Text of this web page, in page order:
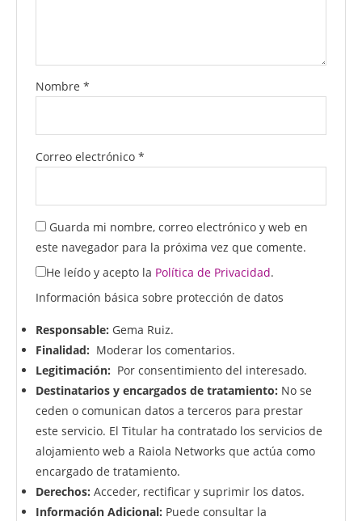
Nombre*
Correo electrónico*
Guarda mi nombre, correo electrónico y web en
este navegador para la próxima vez que comente.
He leído y acepto la Política de Privacidad.
Información básica sobre protección de datos
Responsable: Gema Ruiz.
Finalidad: Moderar los comentarios.
Legitimación: Por consentimiento del interesado.
Destinatarios y encargados de tratamiento: No se
ceden o comunican datos a terceros para prestar
este servicio. El Titular ha contratado los servicios de
alojamiento web a Raiola Networks que actúa como
encargado de tratamiento.
Derechos: Acceder, rectificar y suprimir los datos.
Información Adicional: Puede consultar la